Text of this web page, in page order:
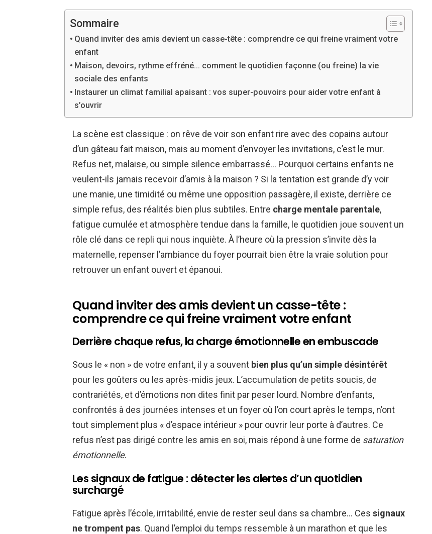
Sommaire
Quand inviter des amis devient un casse-tête : comprendre ce qui freine vraiment votre
enfant
Maison, devoirs, rythme effréné… comment le quotidien façonne (ou freine) la vie
sociale des enfants
Instaurer un climat familial apaisant : vos super-pouvoirs pour aider votre enfant à
s’ouvrir
La scène est classique : on rêve de voir son enfant rire avec des copains autour
d’un gâteau fait maison, mais au moment d’envoyer les invitations, c’est le mur.
Refus net, malaise, ou simple silence embarrassé… Pourquoi certains enfants ne
veulent-ils jamais recevoir d’amis à la maison ? Si la tentation est grande d’y voir
une manie, une timidité ou même une opposition passagère, il existe, derrière ce
simple refus, des réalités bien plus subtiles. Entre charge mentale parentale,
fatigue cumulée et atmosphère tendue dans la famille, le quotidien joue souvent un
rôle clé dans ce repli qui nous inquiète. À l’heure où la pression s’invite dès la
maternelle, repenser l’ambiance du foyer pourrait bien être la vraie solution pour
retrouver un enfant ouvert et épanoui.
Quand inviter des amis devient un casse-tête :
comprendre ce qui freine vraiment votre enfant
Derrière chaque refus, la charge émotionnelle en embuscade
Sous le « non » de votre enfant, il y a souvent bien plus qu’un simple désintérêt
pour les goûters ou les après-midis jeux. L’accumulation de petits soucis, de
contrariétés, et d’émotions non dites finit par peser lourd. Nombre d’enfants,
confrontés à des journées intenses et un foyer où l’on court après le temps, n’ont
tout simplement plus « d’espace intérieur » pour ouvrir leur porte à d’autres. Ce
refus n’est pas dirigé contre les amis en soi, mais répond à une forme de saturation
émotionnelle.
Les signaux de fatigue : détecter les alertes d’un quotidien
surchargé
Fatigue après l’école, irritabilité, envie de rester seul dans sa chambre… Ces signaux
ne trompent pas. Quand l’emploi du temps ressemble à un marathon et que les